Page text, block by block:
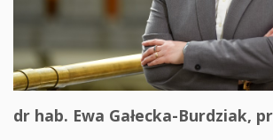
dr hab. Ewa Gałecka-Burdziak,